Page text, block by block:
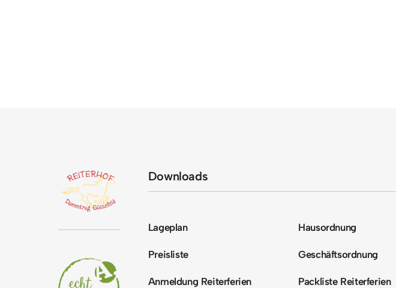
Downloads
Lageplan
Preisliste
Anmeldung Reiterferien
Hausordnung
Geschäftsordnung
Packliste Reiterferien